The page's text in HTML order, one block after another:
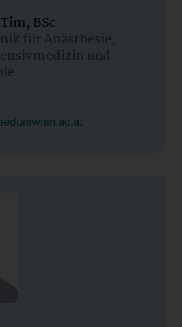
BSc
für Anästhesie,
und